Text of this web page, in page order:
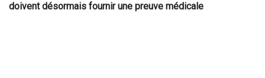
doivent désormais fournir une preuve médicale